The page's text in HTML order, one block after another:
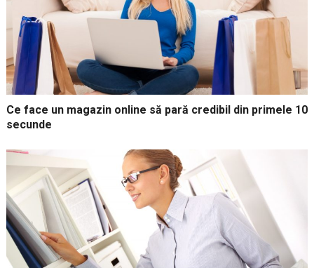
Ce face un magazin online să pară credibil din primele 10
secunde